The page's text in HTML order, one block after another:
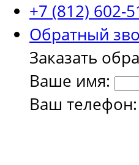
+7 (812) 602-
Обратный
Заказать
Ваше имя:
Ваш телефон: